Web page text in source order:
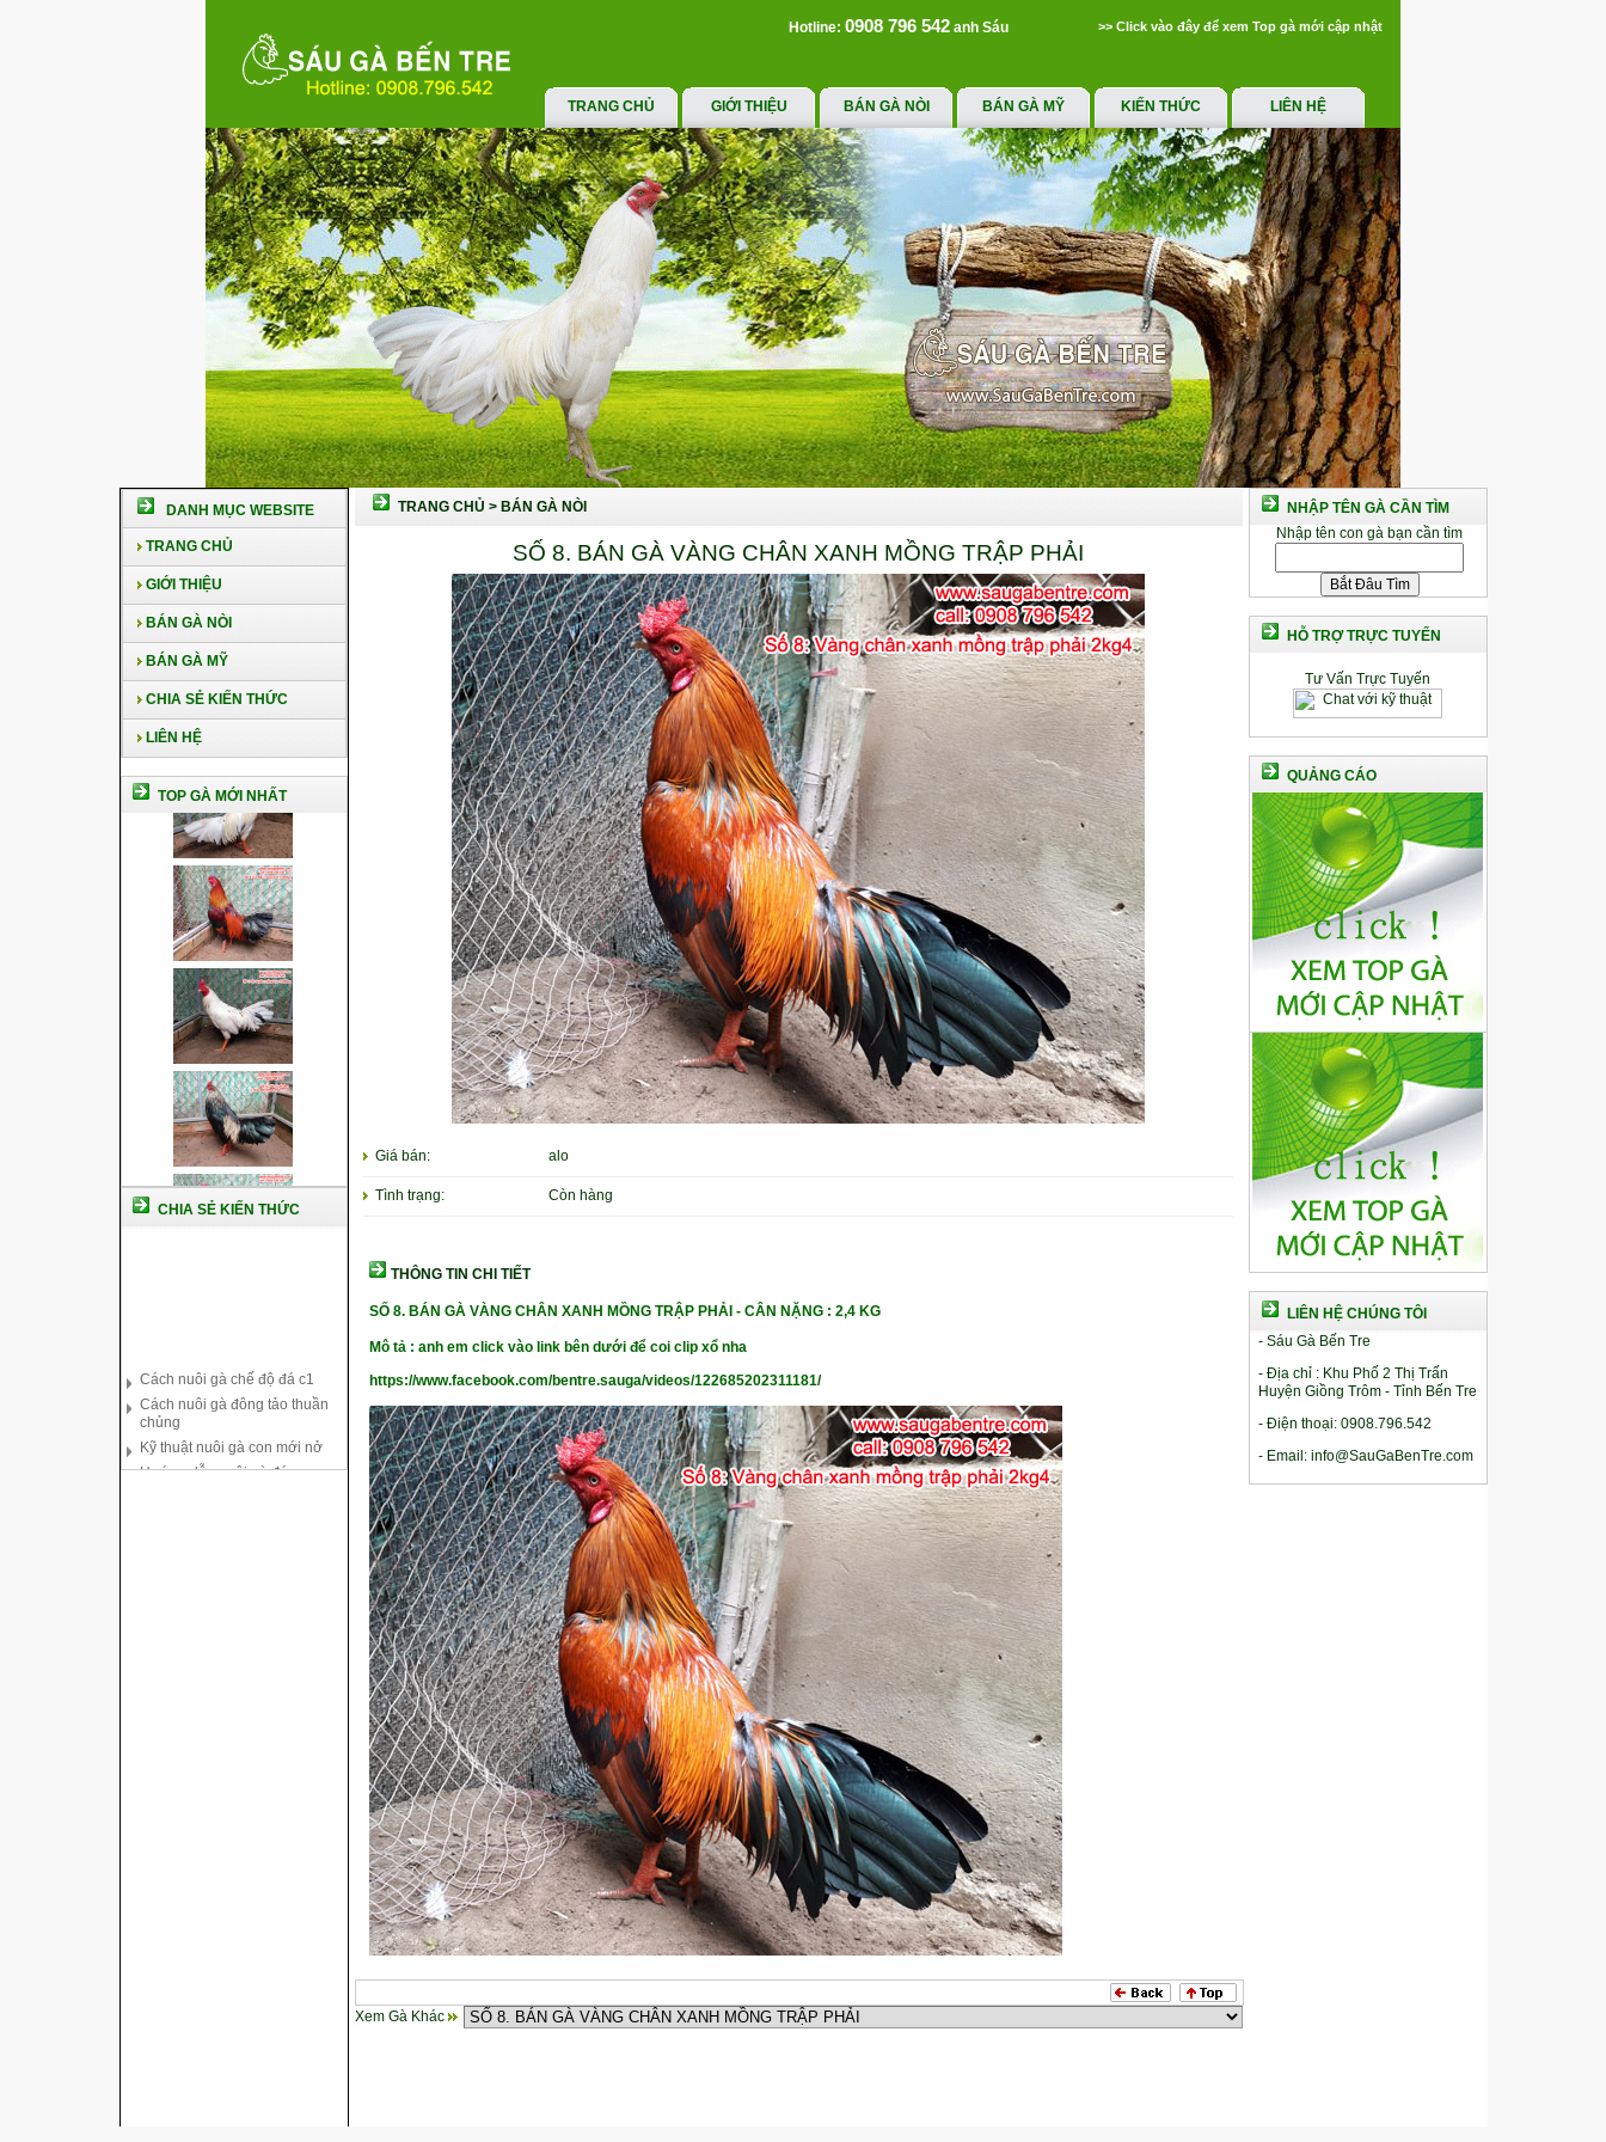
Hotline: 0908 796 542 anh Sáu >> Click vào đây để xem Top gà mới cập nhật
TRANG CHỦ GIỚI THIỆU BÁN GÀ NÒI BÁN GÀ MỸ KIẾN THỨC LIÊN HỆ
DANH MỤC WEBSITE
TRANG CHỦ
GIỚI THIỆU
BÁN GÀ NÒI
BÁN GÀ MỸ
CHIA SẺ KIẾN THỨC
LIÊN HỆ
TOP GÀ MỚI NHẤT
CHIA SẺ KIẾN THỨC
Cách nuôi gà đông tảo thuần
Kỹ thuật nuôi gà con mới nở
Hướng dẫn nuôi gà đá
Tại sao bạn cần biết cách nuôi
TRANG CHỦ > BÁN GÀ NÒI
SỐ 8. BÁN GÀ VÀNG CHÂN XANH MỒNG TRẬP PHẢI
Giá bán: alo
Tình trạng: Còn hàng
THÔNG TIN CHI TIẾT
SỐ 8. BÁN GÀ VÀNG CHÂN XANH MỒNG TRẬP PHẢI - CÂN NẶNG : 2,4 KG
Mô tả : anh em click vào link bên dưới để coi clip xổ nha
https://www.facebook.com/bentre.sauga/videos/122685202311181/
Xem Gà Khác
NHẬP TÊN GÀ CẦN TÌM
Nhập tên con gà bạn cần tìm
HỖ TRỢ TRỰC TUYẾN
Tư Vấn Trực Tuyến
QUẢNG CÁO
LIÊN HỆ CHÚNG TÔI
- Sáu Gà Bến Tre
- Địa chỉ : Khu Phố 2 Thị Trấn
Huyện Giồng Trôm - Tỉnh Bến Tre
- Điện thoại: 0908.796.542
- Email: info@SauGaBenTre.com